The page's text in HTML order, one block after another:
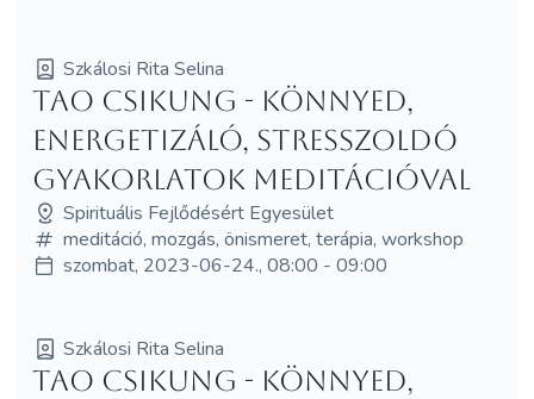
Szkálosi Rita Selina
TAO Csikung - könnyed,
energetizáló, stresszoldó
gyakorlatok meditációval
Spirituális Fejlődésért Egyesület
meditáció, mozgás, önismeret, terápia, workshop
szombat, 2023-06-24., 08:00 - 09:00
Szkálosi Rita Selina
TAO Csikung - könnyed,